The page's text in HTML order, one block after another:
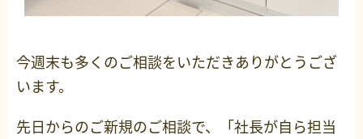
今週末も多くのご相談をいただきありがとうござ
います。
先日からのご新規のご相談で、「社長が自ら担当